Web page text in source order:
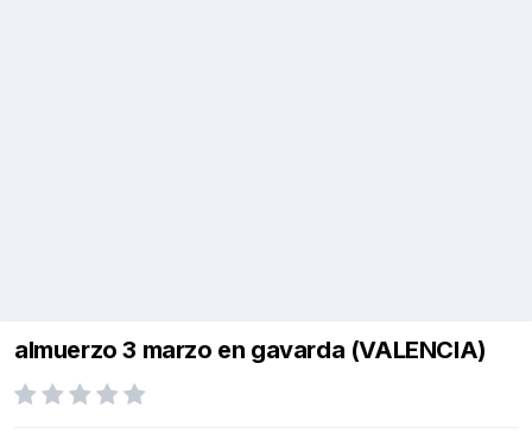
almuerzo 3 marzo en gavarda (VALENCIA)